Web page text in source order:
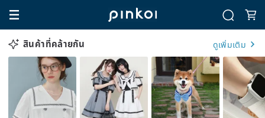
สินค้าที่คล้ายกัน ดูเพิ่มเติม